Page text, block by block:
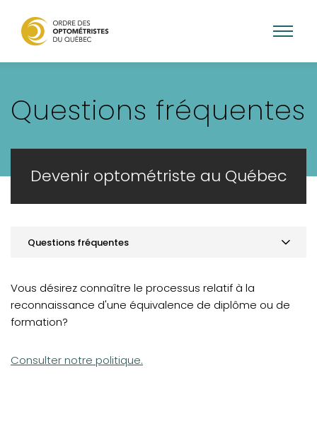
contenu
principal
Questions fréquentes
Devenir optométriste au Québec
Questions fréquentes
Diplômés du Québec
Diplômés et optométristes hors du Québec
Québec) et des États-Unis
Vous désirez connaître le processus relatif à la
reconnaissance d'une équivalence de diplôme ou de
formation?
Consulter notre politique.